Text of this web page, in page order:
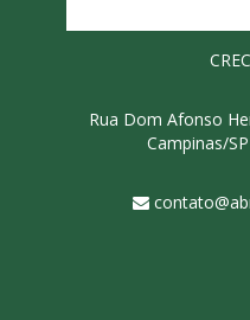
Rua Dom Afonso
Campinas/